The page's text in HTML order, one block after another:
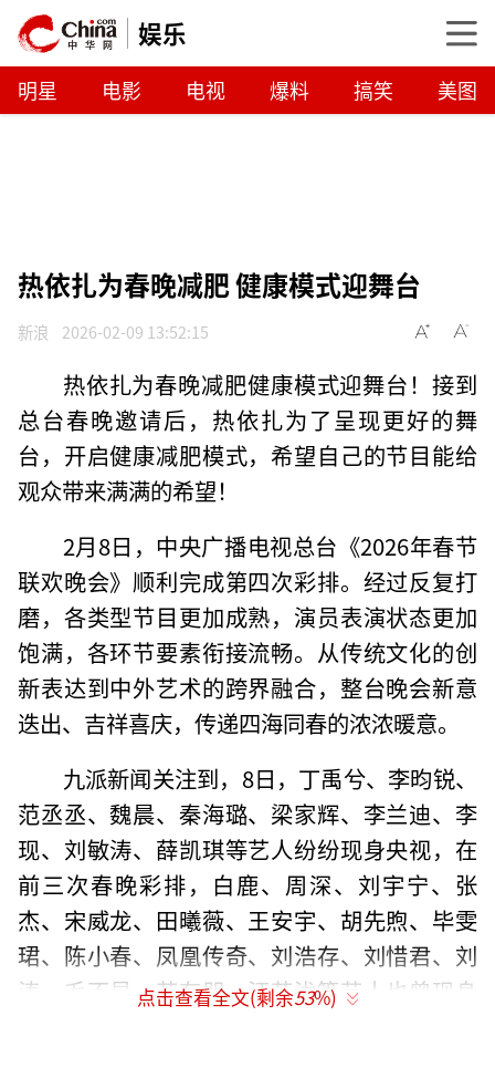
娱乐
明星 电影 电视 爆料 搞笑 美图
热依扎为春晚减肥 健康模式迎舞台
新浪 2026-02-09 13:52:15
热依扎为春晚减肥健康模式迎舞台！接到
总台春晚邀请后，热依扎为了呈现更好的舞
台，开启健康减肥模式，希望自己的节目能给
观众带来满满的希望！
2月8日，中央广播电视总台《2026年春节
联欢晚会》顺利完成第四次彩排。经过反复打
磨，各类型节目更加成熟，演员表演状态更加
饱满，各环节要素衔接流畅。从传统文化的创
新表达到中外艺术的跨界融合，整台晚会新意
迭出、吉祥喜庆，传递四海同春的浓浓暖意。
九派新闻关注到，8日，丁禹兮、李昀锐、
范丞丞、魏晨、秦海璐、梁家辉、李兰迪、李
现、刘敏涛、薛凯琪等艺人纷纷现身央视，在
前三次春晚彩排，白鹿、周深、刘宇宁、张
杰、宋威龙、田曦薇、王安宇、胡先煦、毕雯
珺、陈小春、凤凰传奇、刘浩存、刘惜君、刘
涛、毛不易、苏有朋、汪苏泷等艺人也曾现身
点击查看全文(剩余53%)